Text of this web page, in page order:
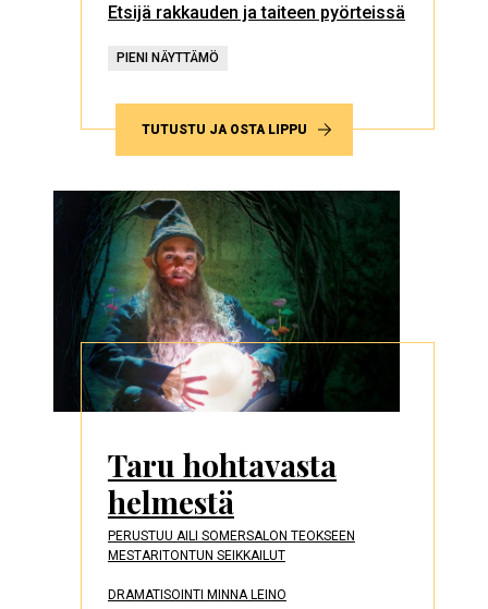
Etsijä rakkauden ja taiteen pyörteissä
PIENI NÄYTTÄMÖ
TUTUSTU JA OSTA LIPPU
Taru hohtavasta
helmestä
PERUSTUU AILI SOMERSALON TEOKSEEN
MESTARITONTUN SEIKKAILUT
DRAMATISOINTI MINNA LEINO